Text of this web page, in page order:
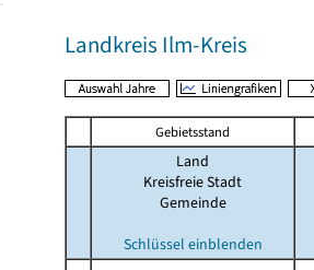
Landkreis Ilm-Kreis
Gebietsstand
Land
Kreisfreie Stadt
Gemeinde
Schlüssel einblenden